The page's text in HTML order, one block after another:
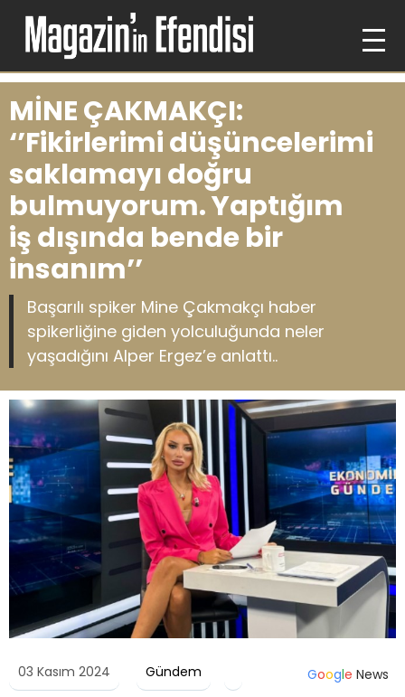
MİNE ÇAKMAKÇI:
‘’Fikirlerimi düşüncelerimi
saklamayı doğru
bulmuyorum. Yaptığım
iş dışında bende bir
insanım’’
Başarılı spiker Mine Çakmakçı haber
spikerliğine giden yolculuğunda neler
yaşadığını Alper Ergez’e anlattı..
03 Kasım 2024 Gündem Google News